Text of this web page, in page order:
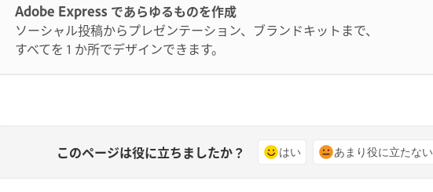
Adobe Express であらゆるものを作成
ソーシャル投稿からプレゼンテーション、ブランドキットまで、
すべてを 1 か所でデザインできます。
このページは役に立ちましたか？ はい あまり役に立たない